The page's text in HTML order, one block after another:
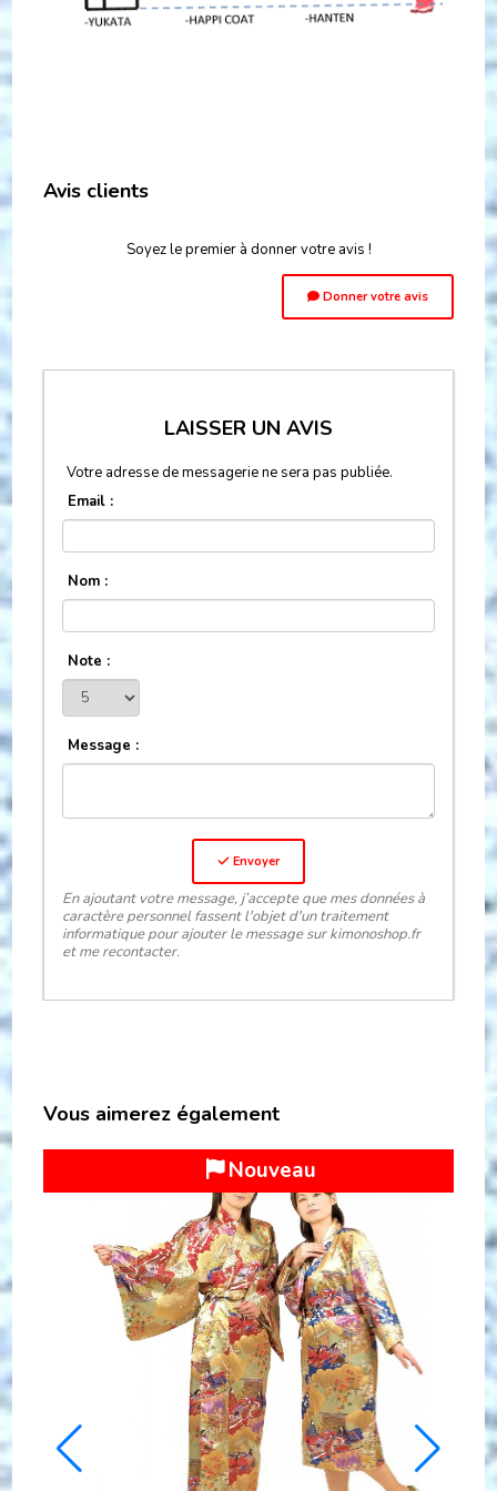
Avis clients
Soyez le premier à donner votre avis !
Donner votre avis
LAISSER UN AVIS
Votre adresse de messagerie ne sera pas publiée.
Email :
Nom :
Note :
Message :
Envoyer
En ajoutant votre message, j’accepte que mes données à
caractère personnel fassent l'objet d'un traitement
informatique pour ajouter le message sur kimonoshop.fr
et me recontacter.
Vous aimerez également